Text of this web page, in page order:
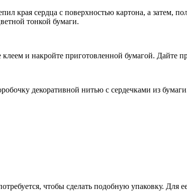
края сердца с поверхностью картона, а затем,
тонкой бумаги.
и накройте приготовленной бумагой.
декоративной нитью с сердечками из
чтобы сделать подобную упаковку. Для